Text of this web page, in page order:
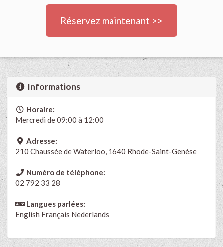
Réservez maintenant >>
Informations
Horaire:
Mercredi de 09:00 à 12:00
Adresse:
210 Chaussée de Waterloo, 1640 Rhode-Saint-Genèse
Numéro de téléphone:
02 792 33 28
Langues parlées:
English Français Nederlands